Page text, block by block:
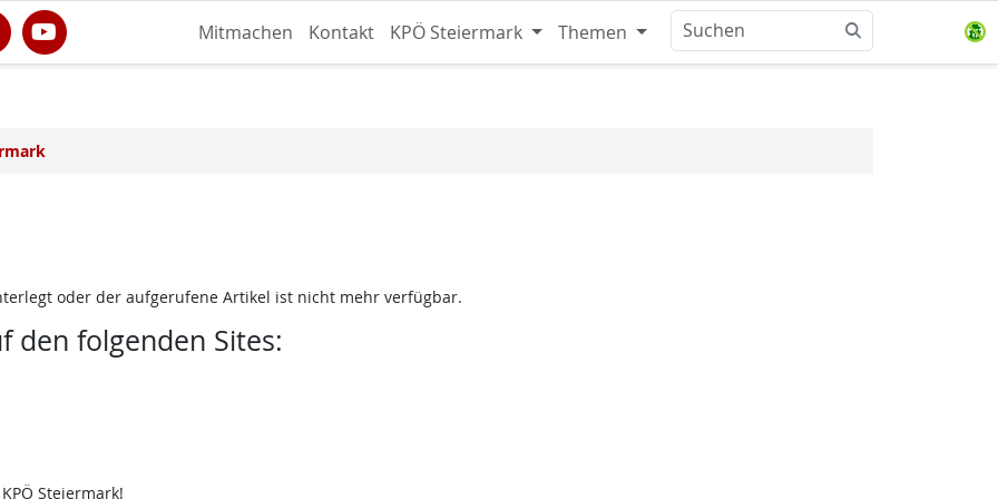
Mitmachen Kontakt KPÖ Steiermark Themen
oder der aufgerufene Artikel ist nicht mehr verfügbar.
den folgenden Sites:
Steiermark!